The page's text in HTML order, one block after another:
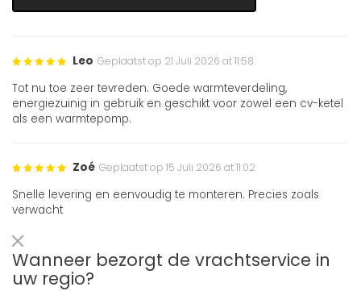
Leo Geplaatst op 21 Juli 2026 at 11:58
Tot nu toe zeer tevreden. Goede warmteverdeling,
energiezuinig in gebruik en geschikt voor zowel een cv-ketel
als een warmtepomp.
Zoé Geplaatst op 15 Juli 2026 at 11:02
Snelle levering en eenvoudig te monteren. Precies zoals
verwacht
Wanneer bezorgt de vrachtservice in
uw regio?